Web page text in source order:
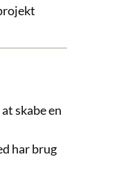
skabe en
har brug